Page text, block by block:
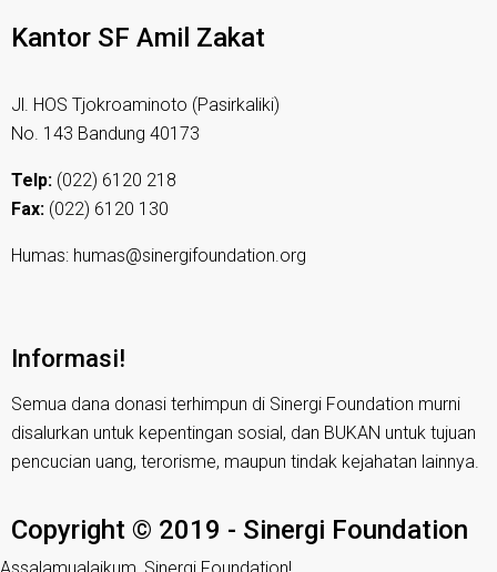
Kantor SF Amil Zakat
Jl. HOS Tjokroaminoto (Pasirkaliki)
No. 143 Bandung 40173
Telp: (022) 6120 218
Fax: (022) 6120 130
Humas: humas@sinergifoundation.org
Informasi!
Semua dana donasi terhimpun di Sinergi Foundation murni
disalurkan untuk kepentingan sosial, dan BUKAN untuk tujuan
pencucian uang, terorisme, maupun tindak kejahatan lainnya.
Copyright © 2019 - Sinergi Foundation
Assalamualaikum, Sinergi Foundation!